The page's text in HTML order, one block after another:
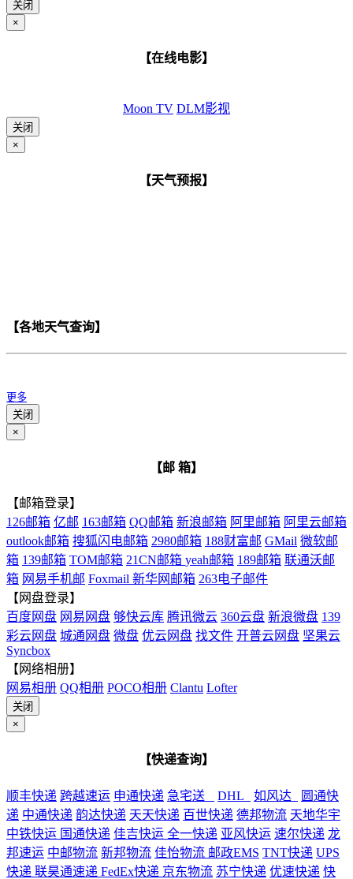
关闭
×
【在线电影】
Moon TV DLM影视
关闭
×
【天气预报】
【各地天气查询】
更多
关闭
×
【邮 箱】
【邮箱登录】
126邮箱 亿邮 163邮箱 QQ邮箱 新浪邮箱 阿里邮箱 阿里云邮箱
outlook邮箱 搜狐闪电邮箱 2980邮箱 188财富邮 GMail 微软邮
箱 139邮箱 TOM邮箱 21CN邮箱 yeah邮箱 189邮箱 联通沃邮
箱 网易手机邮 Foxmail 新华网邮箱 263电子邮件
【网盘登录】
百度网盘 网易网盘 够快云库 腾讯微云 360云盘 新浪微盘 139
彩云网盘 城通网盘 微盘 优云网盘 找文件 开普云网盘 坚果云
Syncbox
【网络相册】
网易相册 QQ相册 POCO相册 Clantu Lofter
关闭
×
【快递查询】
顺丰快递 跨越速运 申通快递 急宅送 DHL 如风达
圆通快
递 中通快递 韵达快递 天天快递 百世快递 德邦物流 天地华宇
中铁快运 国通快递 佳吉快运 全一快递 亚风快运 速尔快递 龙
邦速运 中邮物流 新邦物流 佳怡物流 邮政EMS TNT快递 UPS
快递 联昊通速递 FedEx快递 京东物流 苏宁快递 优速快递 快